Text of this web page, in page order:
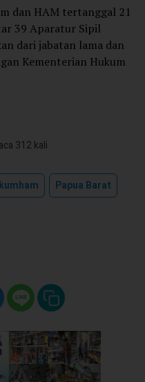
dan HAM tertanggal 21
39 Aparatur Sipil
dari jabatan lama dan
Kementerian Hukum
312 kali
Papua Barat